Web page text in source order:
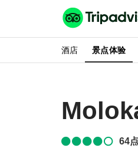
猫途鹰:景点、酒
点评
酒店 景点体验
64